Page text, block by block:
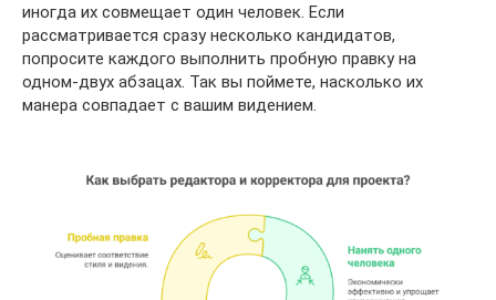
иногда их совмещает один человек. Если
рассматривается сразу несколько кандидатов,
попросите каждого выполнить пробную правку на
одном-двух абзацах. Так вы поймете, насколько их
манера совпадает с вашим видением.